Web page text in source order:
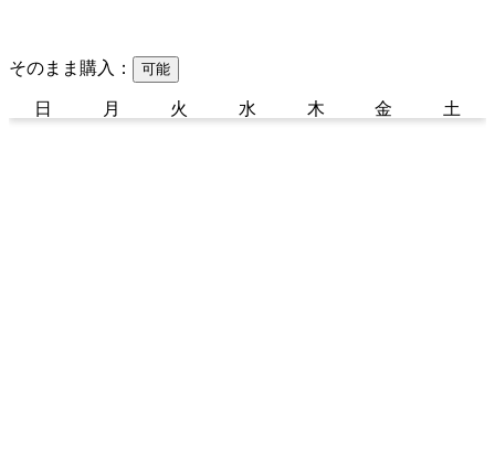
そのまま購入： 可能
日 月 火 水 木 金 土